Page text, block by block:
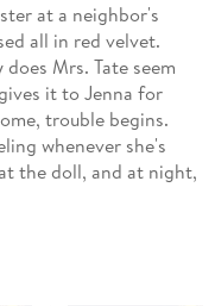
at a neighbor's
all in red velvet.
Mrs. Tate seem
it to Jenna for
trouble begins.
whenever she's
the doll, and at night,